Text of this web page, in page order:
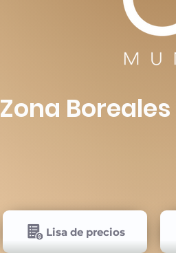
Zona
Lisa de precios